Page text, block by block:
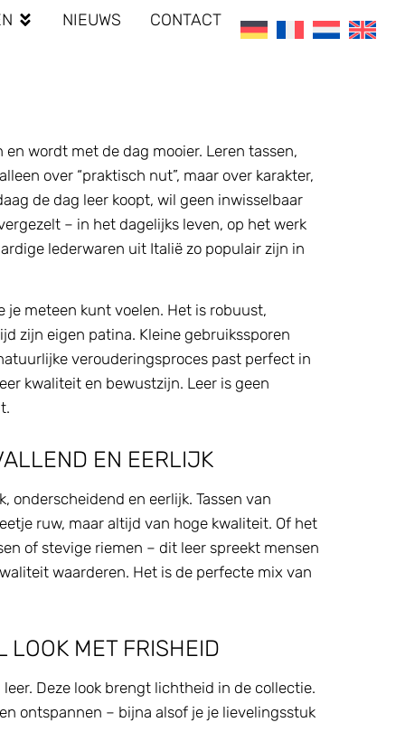
NIEUWS CONTACT
wordt met de dag mooier. Leren tassen,
over “praktisch nut”, maar over karakter,
de dag leer koopt, wil geen inwisselbaar
– in het dagelijks leven, op het werk
lederwaren uit Italië zo populair zijn in
meteen kunt voelen. Het is robuust,
zijn eigen patina. Kleine gebruikssporen
verouderingsproces past perfect in
kwaliteit en bewustzijn. Leer is geen
EN EERLIJK
onderscheidend en eerlijk. Tassen van
ruw, maar altijd van hoge kwaliteit. Of het
of stevige riemen – dit leer spreekt mensen
waarderen. Het is de perfecte mix van
LOOK MET FRISHEID
Deze look brengt lichtheid in de collectie.
ontspannen – bijna alsof je je lievelingsstuk